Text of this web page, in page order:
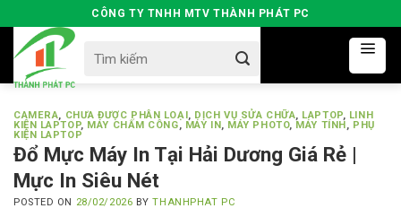
to
content
CÔNG TY TNHH MTV THÀNH PHÁT PC
for:
CAMERA, CHƯA ĐƯỢC PHÂN LOẠI, DỊCH VỤ SỬA CHỮA, LAPTOP, LINH
KIỆN LAPTOP, MÁY CHẤM CÔNG, MÁY IN, MÁY PHOTO, MÁY TÍNH, PHỤ
KIỆN LAPTOP
Đổ Mực Máy In Tại Hải Dương Giá Rẻ |
Mực In Siêu Nét
POSTED ON 28/02/2026 BYTHANHPHAT PC